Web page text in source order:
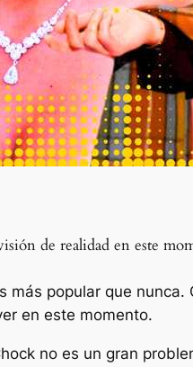
de realidad en este
más popular que
en este momento.
no es un gran